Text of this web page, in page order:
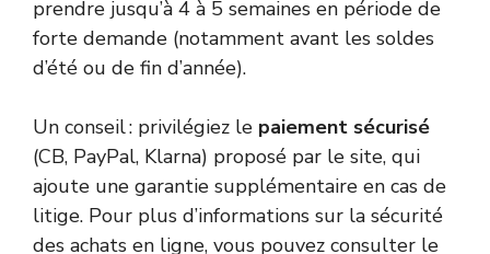
prendre jusqu’à 4 à 5 semaines en période de
forte demande (notamment avant les soldes
d’été ou de fin d’année).
Un conseil : privilégiez le paiement sécurisé
(CB, PayPal, Klarna) proposé par le site, qui
ajoute une garantie supplémentaire en cas de
litige. Pour plus d’informations sur la sécurité
des achats en ligne, vous pouvez consulter le